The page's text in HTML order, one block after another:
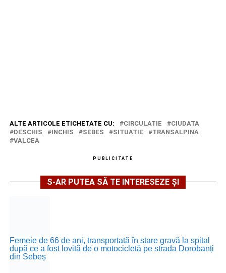
ALTE ARTICOLE ETICHETATE CU: CIRCULATIE
CIUDATA
DESCHIS
INCHIS SEBES SITUATIE
TRANSALPINA
VALCEA
PUBLICITATE
S-AR PUTEA SĂ TE INTERESEZE ȘI
Femeie de 66 de ani, transportată în stare gravă la spital
după ce a fost lovită de o motocicletă pe strada Dorobanți
din Sebeș